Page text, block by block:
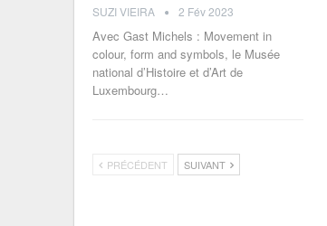
SUZI VIEIRA 2 Fév 2023
Avec Gast Michels : Movement in
colour, form and symbols, le Musée
national d’Histoire et d’Art de
Luxembourg…
PRÉCÉDENT SUIVANT